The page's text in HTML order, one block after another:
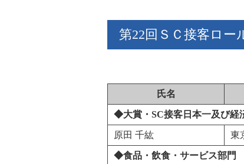
第22回ＳＣ接客ロ
氏名
◆大賞・SC接客日本一及び経
原田 千紘 東
◆食品・飲食・サービス部門